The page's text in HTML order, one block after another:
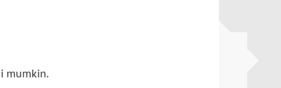
mumkin.